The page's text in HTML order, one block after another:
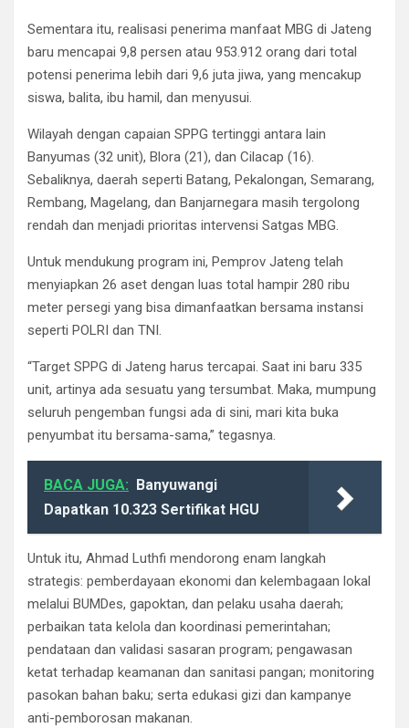
Sementara itu, realisasi penerima manfaat MBG di Jateng
baru mencapai 9,8 persen atau 953.912 orang dari total
potensi penerima lebih dari 9,6 juta jiwa, yang mencakup
siswa, balita, ibu hamil, dan menyusui.
Wilayah dengan capaian SPPG tertinggi antara lain
Banyumas (32 unit), Blora (21), dan Cilacap (16).
Sebaliknya, daerah seperti Batang, Pekalongan, Semarang,
Rembang, Magelang, dan Banjarnegara masih tergolong
rendah dan menjadi prioritas intervensi Satgas MBG.
Untuk mendukung program ini, Pemprov Jateng telah
menyiapkan 26 aset dengan luas total hampir 280 ribu
meter persegi yang bisa dimanfaatkan bersama instansi
seperti POLRI dan TNI.
“Target SPPG di Jateng harus tercapai. Saat ini baru 335
unit, artinya ada sesuatu yang tersumbat. Maka, mumpung
seluruh pengemban fungsi ada di sini, mari kita buka
penyumbat itu bersama-sama,” tegasnya.
BACA JUGA:
Banyuwangi
Dapatkan 10.323 Sertifikat HGU
Untuk itu, Ahmad Luthfi mendorong enam langkah
strategis: pemberdayaan ekonomi dan kelembagaan lokal
melalui BUMDes, gapoktan, dan pelaku usaha daerah;
perbaikan tata kelola dan koordinasi pemerintahan;
pendataan dan validasi sasaran program; pengawasan
ketat terhadap keamanan dan sanitasi pangan; monitoring
pasokan bahan baku; serta edukasi gizi dan kampanye
anti-pemborosan makanan.